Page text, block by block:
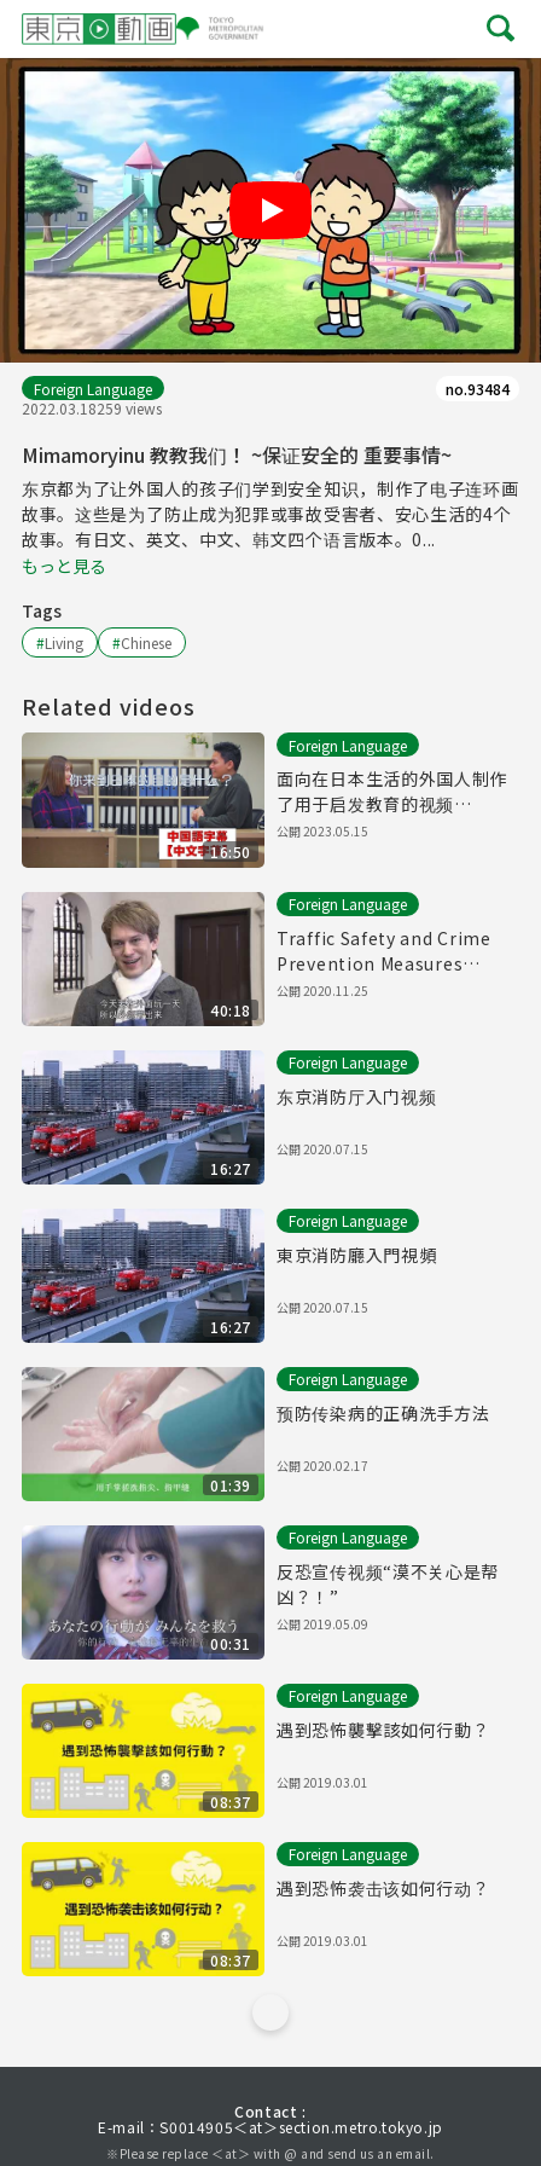
Play
Foreign Language
2022.03.18259 views
no.93484
Mimamoryinu 教教我们！ ~保证安全的 重要事情~
东京都为了让外国人的孩子们学到安全知识，制作了电子连环画
故事。这些是为了防止成为犯罪或事故受害者、安心生活的4个
故事。有日文、英文、中文、韩文四个语言版本。0...
もっと見る
Tags
#Living #Chinese
Related videos
16:50
Foreign Language
面向在日本生活的外国人制作
了用于启发教育的视频
【Downward Spiral】（有中
公開2023.05.15
40:18
Foreign Language
Traffic Safety and Crime
Prevention Measures
Videos (chinese Subtitle)
公開2020.11.25
16:27
Foreign Language
东京消防厅入门视频
公開2020.07.15
16:27
Foreign Language
東京消防廳入門視頻
公開2020.07.15
01:39
Foreign Language
预防传染病的正确洗手方法
公開2020.02.17
00:31
Foreign Language
反恐宣传视频“漠不关心是帮
凶？！”
公開2019.05.09
08:37
Foreign Language
遇到恐怖襲擊該如何行動？
公開2019.03.01
08:37
Foreign Language
遇到恐怖袭击该如何行动？
公開2019.03.01
Contact :
E-mail：S0014905＜at＞section.metro.tokyo.jp
※Please replace ＜at＞ with @ and send us an email.